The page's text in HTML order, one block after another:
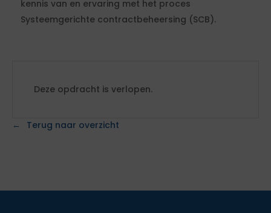
kennis van en ervaring met het proces
Systeemgerichte contractbeheersing (SCB).
Deze opdracht is verlopen.
Terug naar overzicht